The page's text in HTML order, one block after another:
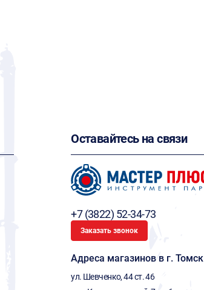
Оставайтесь на связи
+7 (3822) 52-34-73
Заказать звонок
Адреса магазинов в г. Томск
ул. Шевченко, 44 ст. 46